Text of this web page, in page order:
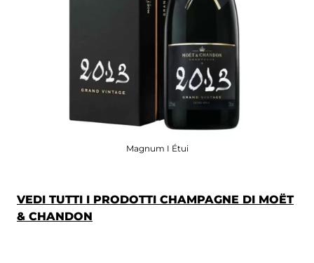
Magnum I Étui
VEDI TUTTI I PRODOTTI CHAMPAGNE DI MOËT
& CHANDON